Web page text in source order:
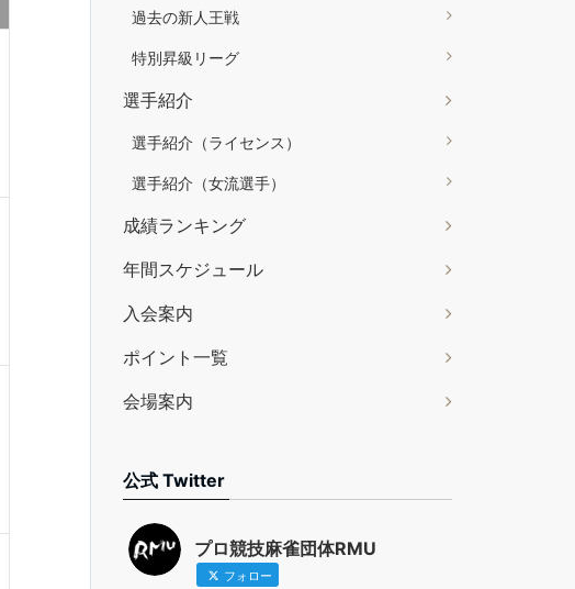
過去の新人王戦
特別昇級リーグ
選手紹介
選手紹介（ライセンス）
選手紹介（女流選手）
成績ランキング
年間スケジュール
入会案内
ポイント一覧
会場案内
公式 Twitter
プロ競技麻雀団体RMU
フォロー